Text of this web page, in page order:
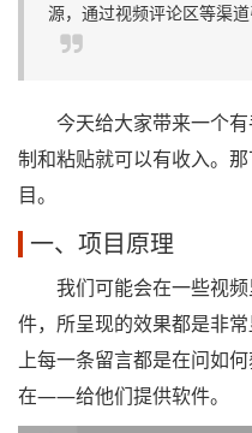
源，通过视频评论区等渠道
今天给大家带来一个有
制和粘贴就可以有收入。
目。
一、项目原理
我们可能会在一些视频
件，所呈现的效果都是非
上每一条留言都是在问如
在——给他们提供软件。